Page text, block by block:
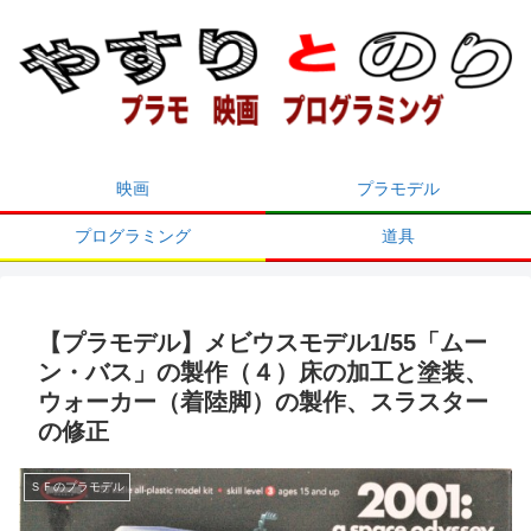
映画 プラモデル
プログラミング 道具
【プラモデル】メビウスモデル1/55「ムー
ン・バス」の製作（４）床の加工と塗装、
ウォーカー（着陸脚）の製作、スラスター
の修正
ＳＦのプラモデル